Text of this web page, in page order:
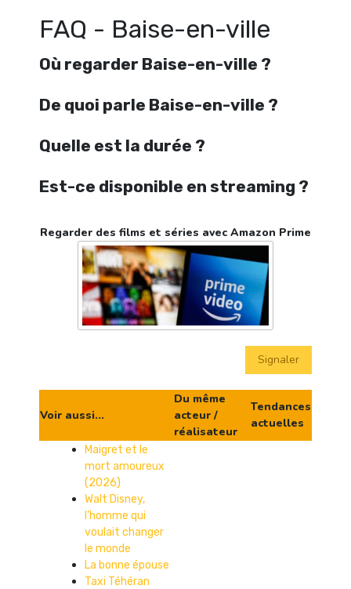
FAQ - Baise-en-ville
Où regarder Baise-en-ville ?
De quoi parle Baise-en-ville ?
Quelle est la durée ?
Est-ce disponible en streaming ?
Regarder des films et séries avec Amazon Prime
Signaler
Voir aussi...
Du même
acteur /
réalisateur
Tendances
actuelles
Maigret et le
mort amoureux
(2026)
Walt Disney,
l’homme qui
voulait changer
le monde
La bonne épouse
Taxi Téhéran